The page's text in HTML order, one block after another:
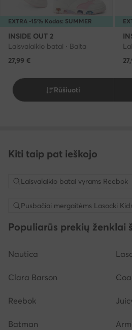
EXTRA -15% Kodas: SUMMER
INSIDE OUT 2
Laisvalaikio batai · Balta
27,99 €
Rūšiuoti
Kiti taip pat ieškojo
Laisvalaikio batai vyrams Reebok
Pusbačiai mergaitėms Lasocki
Populiarūs prekių ženklai
Nautica
Clara Barson
Reebok
Batman